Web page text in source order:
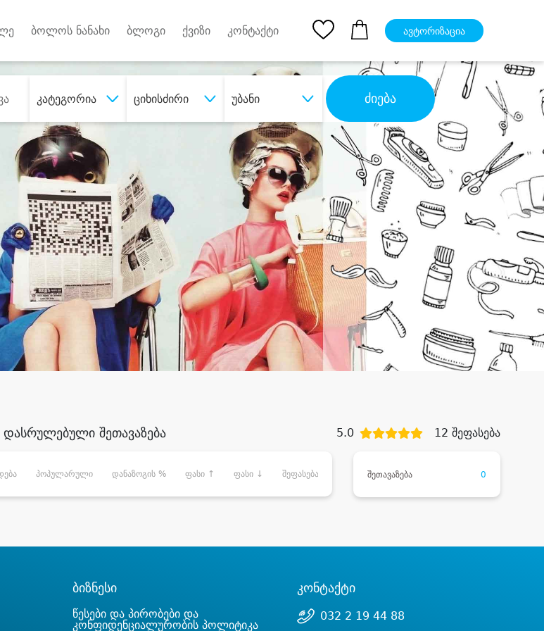
ბოლოს ნანახი ბლოგი ქვიზი კონტაქტი ავტორიზაცია
კატეგორია ციხისძირი უბანი ძიება
სასურველი მომსახურებადიდი დანაზოგით
დასრულებული შეთავაზება 5.0 12 შეფასება
პოპულარული დანაზოგის % ფასი ↑ ფასი ↓ შეფასება შეთავაზება 0
ბიზნესი
წესები და პირობები და
კონფიდენციალურობის პოლიტიკა
კონტაქტი
032 2 19 44 88